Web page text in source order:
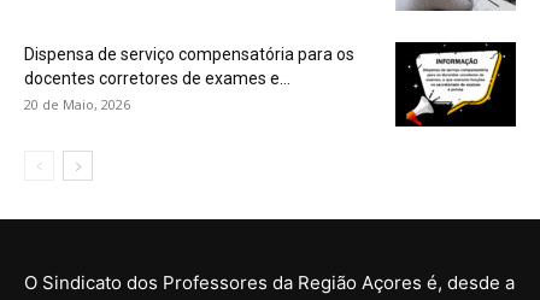
Dispensa de serviço compensatória para os
docentes corretores de exames e...
20 de Maio, 2026
O Sindicato dos Professores da Região Açores é, desde a